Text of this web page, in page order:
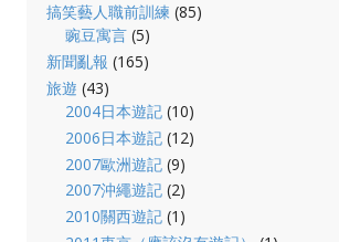
搞笑藝人職前訓練 (85)
豌豆寓言 (5)
新聞亂報 (165)
旅遊 (43)
2004日本遊記 (10)
2006日本遊記 (12)
2007歐洲遊記 (9)
2007沖繩遊記 (2)
2010關西遊記 (1)